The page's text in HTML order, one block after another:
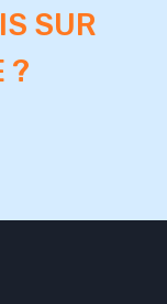
SUR
?